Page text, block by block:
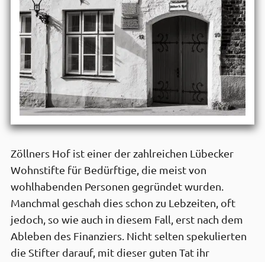
Zöllners Hof ist einer der zahlreichen Lübecker
Wohnstifte für Bedürftige, die meist von
wohlhabenden Personen gegründet wurden.
Manchmal geschah dies schon zu Lebzeiten, oft
jedoch, so wie auch in diesem Fall, erst nach dem
Ableben des Finanziers. Nicht selten spekulierten
die Stifter darauf, mit dieser guten Tat ihr